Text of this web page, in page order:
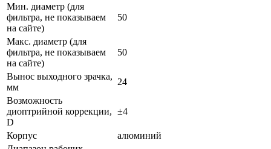
Мин. диаметр (для
фильтра, не показываем
на сайте)
50
Макс. диаметр (для
фильтра, не показываем
на сайте)
50
Вынос выходного зрачка,
мм
24
Возможность
диоптрийной коррекции,
D
±4
Корпус
алюминий